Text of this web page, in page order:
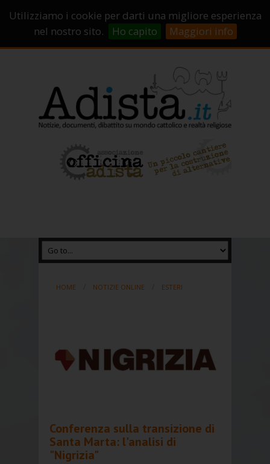
Utilizziamo i cookie per darti una migliore esperienza
nel nostro sito.
Ho capito Maggiori info
Campagne di crowdfunding
Chi Siamo
HOME NOTIZIE ONLINE ESTERI
Conferenza sulla transizione di
Santa Marta: l'analisi di
"Nigrizia"